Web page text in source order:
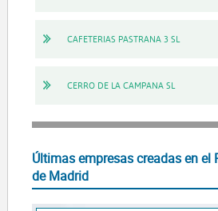
CAFETERIAS PASTRANA 3 SL
CERRO DE LA CAMPANA SL
Últimas empresas creadas en el
de Madrid